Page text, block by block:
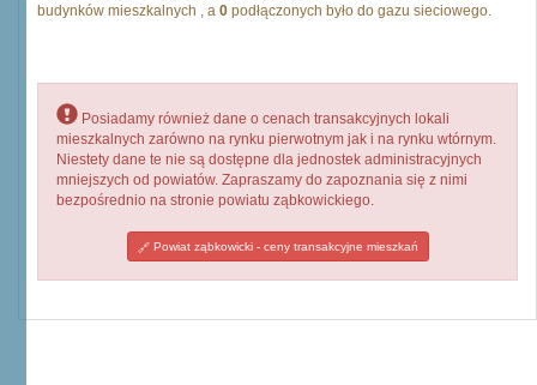
budynków mieszkalnych , a 0 podłączonych było do gazu sieciowego.
Posiadamy również dane o cenach transakcyjnych lokali
mieszkalnych zarówno na rynku pierwotnym jak i na rynku wtórnym.
Niestety dane te nie są dostępne dla jednostek administracyjnych
mniejszych od powiatów. Zapraszamy do zapoznania się z nimi
bezpośrednio na stronie powiatu ząbkowickiego.
Powiat ząbkowicki - ceny transakcyjne mieszkań